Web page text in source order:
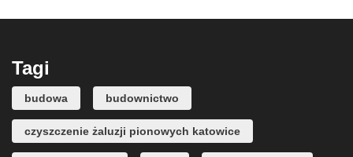
Tagi
budowa budownictwo
czyszczenie żaluzji pionowych katowice